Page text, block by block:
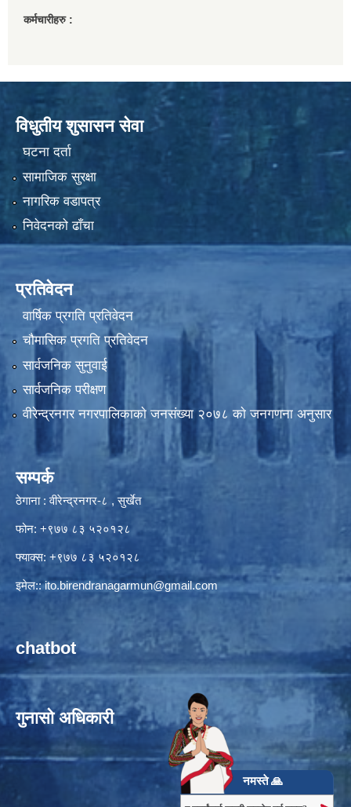
कर्मचारीहरु :
विधुतीय शुसासन सेवा
घटना दर्ता
सामाजिक सुरक्षा
नागरिक वडापत्र
निवेदनको ढाँचा
प्रतिवेदन
वार्षिक प्रगति प्रतिवेदन
चौमासिक प्रगति प्रतिवेदन
सार्वजनिक सुनुवाई
सार्वजनिक परीक्षण
वीरेन्द्रनगर नगरपालिकाकाे जनसंख्या २०७८ काे जनगणना अनुसार
सम्पर्क
ठेगाना : वीरेन्द्रनगर-८ , सुर्खेत
फोन: +९७७ ८३ ५२०१२८
फ्याक्स: +९७७ ८३ ५२०१२८
इमेल::ito.birendranagarmun@gmail.com
chatbot
गुनासो अधिकारी
नमस्ते 🙏